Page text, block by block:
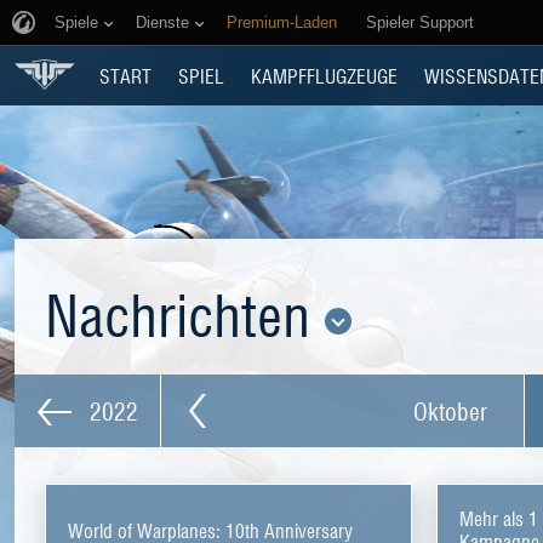
Spiele Dienste Premium-Laden Spieler Support
START SPIEL KAMPFFLUGZEUGE
Nachrichten
2022 Oktober
World of Warplanes: 10th Anniversary
Mehr als